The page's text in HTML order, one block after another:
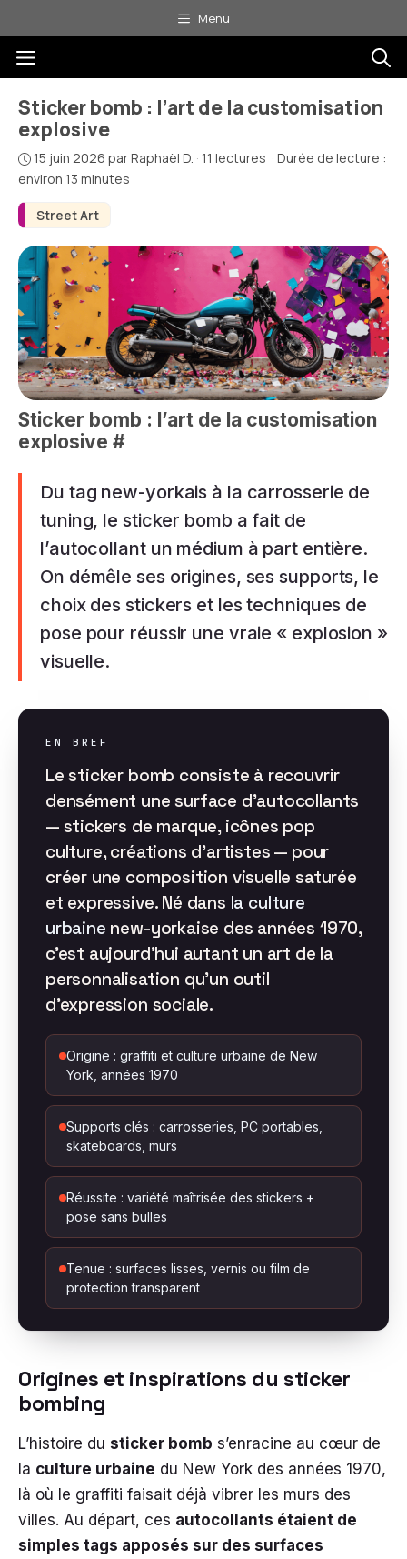
au
contenu
Menu
Menu
Street Art
Sticker bomb : l’art de la customisation
explosive
15 juin 2026 parRaphaël D. · 11 lectures · Durée de lecture :
environ 13 minutes
Sticker bomb : l’art de la customisation
explosive #
Du tag new-yorkais à la carrosserie de
tuning, le sticker bomb a fait de
l’autocollant un médium à part entière.
On démêle ses origines, ses supports, le
choix des stickers et les techniques de
pose pour réussir une vraie « explosion »
visuelle.
EN BREF
Le sticker bomb consiste à recouvrir
densément une surface d’autocollants
— stickers de marque, icônes pop
culture, créations d’artistes — pour
créer une composition visuelle saturée
et expressive. Né dans la culture
urbaine new-yorkaise des années 1970,
c’est aujourd’hui autant un art de la
personnalisation qu’un outil
d’expression sociale.
Origine : graffiti et culture urbaine de New
York, années 1970
Supports clés : carrosseries, PC portables,
skateboards, murs
Réussite : variété maîtrisée des stickers +
pose sans bulles
Tenue : surfaces lisses, vernis ou film de
protection transparent
Origines et inspirations du sticker
bombing
L’histoire du sticker bomb s’enracine au cœur de
la culture urbaine du New York des années 1970,
là où le graffiti faisait déjà vibrer les murs des
villes. Au départ, ces autocollants étaient de
simples tags apposés sur des surfaces